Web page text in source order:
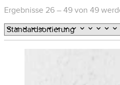
Ergebnisse 26 – 49 von 49